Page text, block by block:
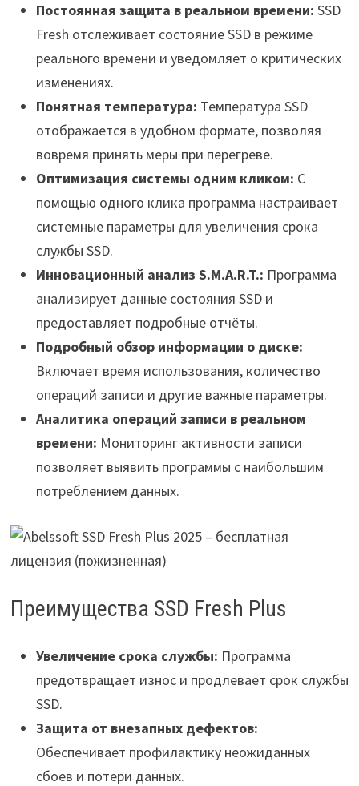
Постоянная защита в реальном времени: SSD
Fresh отслеживает состояние SSD в режиме
реального времени и уведомляет о критических
изменениях.
Понятная температура: Температура SSD
отображается в удобном формате, позволяя
вовремя принять меры при перегреве.
Оптимизация системы одним кликом: С
помощью одного клика программа настраивает
системные параметры для увеличения срока
службы SSD.
Инновационный анализ S.M.A.R.T.: Программа
анализирует данные состояния SSD и
предоставляет подробные отчёты.
Подробный обзор информации о диске:
Включает время использования, количество
операций записи и другие важные параметры.
Аналитика операций записи в реальном
времени: Мониторинг активности записи
позволяет выявить программы с наибольшим
потреблением данных.
Преимущества SSD Fresh Plus
Увеличение срока службы: Программа
предотвращает износ и продлевает срок службы
SSD.
Защита от внезапных дефектов:
Обеспечивает профилактику неожиданных
сбоев и потери данных.